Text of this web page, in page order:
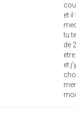
et
tu
de
et